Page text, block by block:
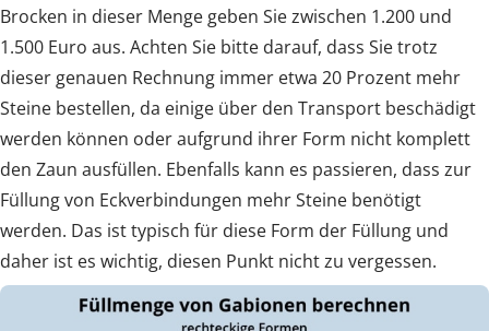
Brocken in dieser Menge geben Sie zwischen 1.200 und
1.500 Euro aus. Achten Sie bitte darauf, dass Sie trotz
dieser genauen Rechnung immer etwa 20 Prozent mehr
Steine bestellen, da einige über den Transport beschädigt
werden können oder aufgrund ihrer Form nicht komplett
den Zaun ausfüllen. Ebenfalls kann es passieren, dass zur
Füllung von Eckverbindungen mehr Steine benötigt
werden. Das ist typisch für diese Form der Füllung und
daher ist es wichtig, diesen Punkt nicht zu vergessen.